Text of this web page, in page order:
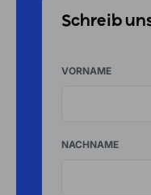
Schreib
VORNAME
NACHNAME